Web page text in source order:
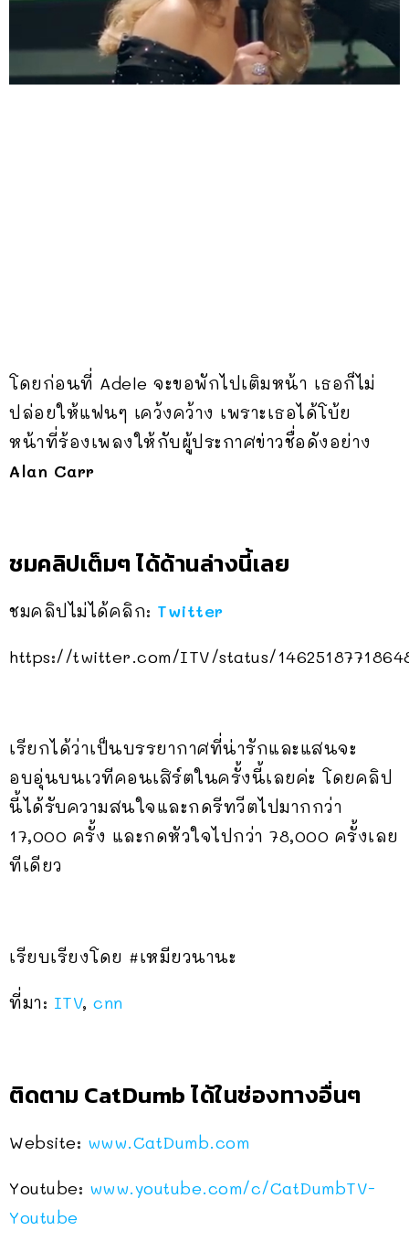
โดยก่อนที่ Adele จะขอพักไปเติมหน้า เธอก็ไม่
ปล่อยให้แฟนๆ เคว้งคว้าง เพราะเธอได้โบ้ย
หน้าที่ร้องเพลงให้กับผู้ประกาศข่าวชื่อดังอย่าง
Alan Carr
ชมคลิปเต็มๆ ได้ด้านล่างนี้เลย
ชมคลิปไม่ได้คลิก: Twitter
https://twitter.com/ITV/status/
เรียกได้ว่าเป็นบรรยากาศที่น่ารักและแสนจะ
อบอุ่นบนเวทีคอนเสิร์ตในครั้งนี้เลยค่ะ โดยคลิป
นี้ได้รับความสนใจและกดรีทวีตไปมากกว่า
17,000 ครั้ง และกดหัวใจไปกว่า 78,000 ครั้งเลย
ทีเดียว
เรียบเรียงโดย #เหมียวนานะ
ที่มา: ITV, cnn
ติดตาม CatDumb ได้ในช่องทางอื่นๆ
Website: www.CatDumb.com
Youtube: www.youtube.com/c/CatDumbTV-
Youtube